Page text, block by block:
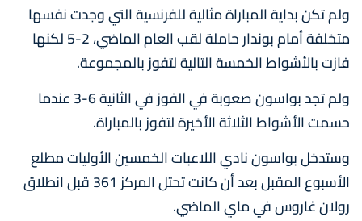
ولم تكن بداية المباراة مثالية للفرنسية التي وجدت نفسها
متخلفة أمام بوندار حاملة لقب العام الماضي، 2-5 لكنها
فازت بالأشواط الخمسة التالية لتفوز بالمجموعة.
ولم تجد بواسون صعوبة في الفوز في الثانية 6-3 عندما
حسمت الأشواط الثلاثة الأخيرة لتفوز بالمباراة.
وستدخل بواسون نادي اللاعبات الخمسين الأوليات مطلع
الأسبوع المقبل بعد أن كانت تحتل المركز 361 قبل انطلاق
رولان غاروس في ماي الماضي.